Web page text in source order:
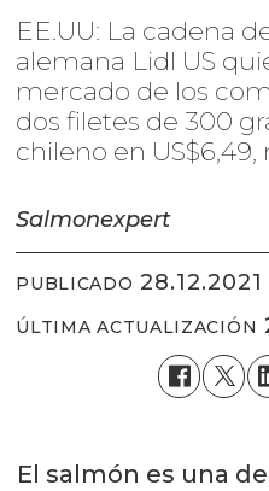
EE.UU: La cadena
alemana Lidl US
mercado de los
dos filetes de 300
chileno en US$6,49,
Salmonexpert
PUBLICADO
ÚLTIMA ACTUALIZACIÓN
El salmón es una